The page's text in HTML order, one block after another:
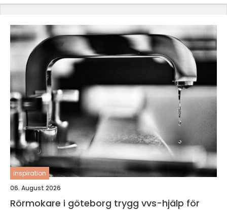
inspiration
06. August 2026
Rörmokare i göteborg trygg vvs-hjälp för